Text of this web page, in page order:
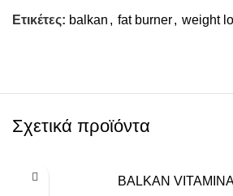
Ετικέτες: balkan , fat burner, weight
Σχετικά προϊόντα
BALKAN